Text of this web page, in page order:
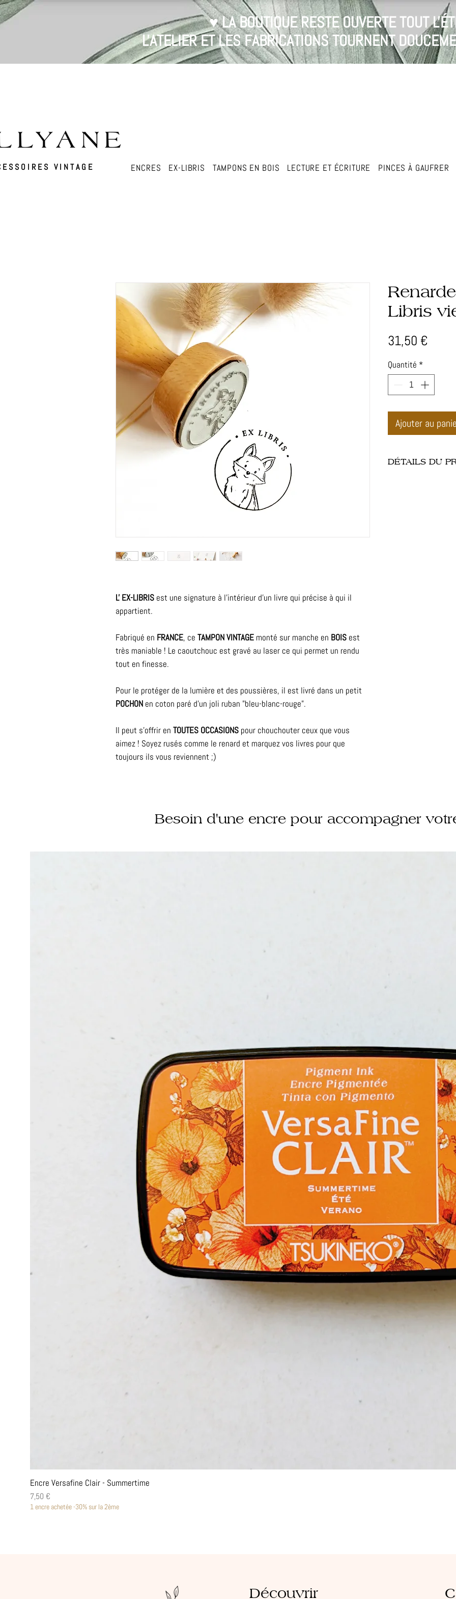
♥ LA BOUTIQUE RESTE OUVERTE TOUT
L'ATELIER ET LES FABRICATIONS TOURNENT
VINTAGE ENCRES EX-LIBRIS TAMPONS EN BOIS LECTURE ET ÉCRITURE PINCES À GAUFRER
L' EX-LIBRIS est une signature à l'intérieur d'un livre qui précise à qui il
appartient.
Fabriqué en FRANCE, ce TAMPON VINTAGE monté sur manche en BOIS est
très maniable ! Le caoutchouc est gravé au laser ce qui permet un rendu
tout en finesse.
Pour le protéger de la lumière et des poussières, il est livré dans un petit
POCHON en coton paré d'un joli ruban "bleu-blanc-rouge".
Il peut s'offrir en TOUTES OCCASIONS pour chouchouter ceux que vous
aimez ! Soyez rusés comme le renard et marquez vos livres pour que
toujours ils vous reviennent ;)
Libris
31,50 €
Quantité *
Ajouter au
DÉTAILS DU
Besoin d'une encre pour accompagner
Encre Versafine Clair - Summertime
Prix
7,50 €
1 encre achetée -30% sur la 2ème
Découvrir